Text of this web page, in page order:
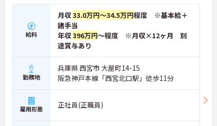
給料
月収33.0万円～34.5万円程度 ※基本給＋
諸手当
年収396万円～程度 ※月収×12ヶ月 別
途賞与あり
勤務地
兵庫県 西宮市 大屋町14-15
阪急神戸本線「西宮北口駅」徒歩11分
雇用形態 正社員(正職員)